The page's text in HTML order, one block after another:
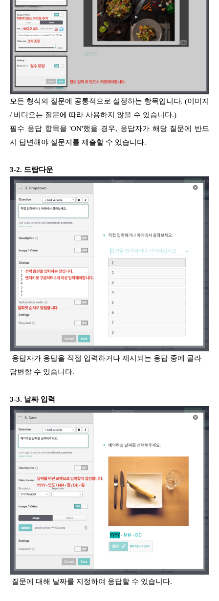
모든 형식의 질문에 공통적으로 설정하는 항목입니다. (이미지
/ 비디오는 질문에 따라 사용하지 않을 수 있습니다.)
필수 응답 항목을 'ON'했을 경우, 응답자가 해당 질문에 반드
시 답변해야 설문지를 제출할 수 있습니다.
3-2. 드랍다운
응답자가 응답을 직접 입력하거나 제시되는 응답 중에 골라
답변할 수 있습니다.
3-3. 날짜 입력
질문에 대해 날짜를 지정하여 응답할 수 있습니다.